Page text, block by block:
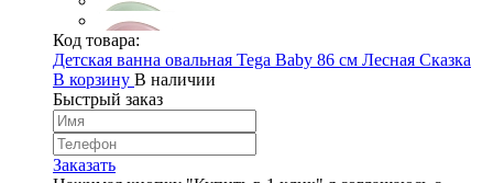
Код товара:
Детская ванна овальная Tega Baby 86 см Лесная Сказка
В корзину В наличии
Быстрый заказ
Заказать